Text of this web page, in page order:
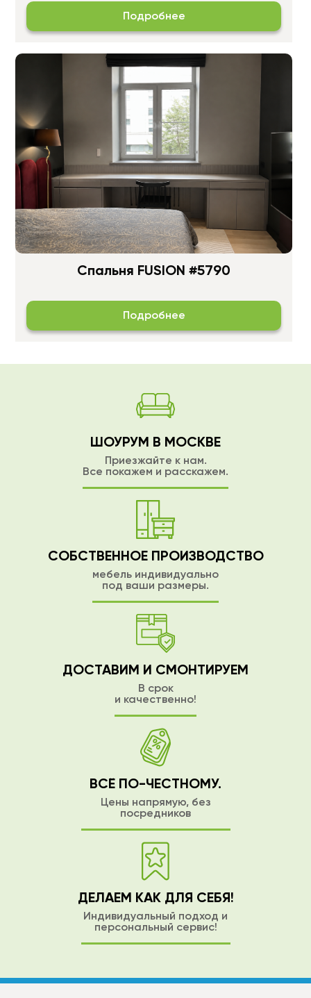
Подробнее
Спальня FUSION #5790
Подробнее
ШОУРУМ В МОСКВЕ
Приезжайте к нам.
Все покажем и расскажем.
СОБСТВЕННОЕ ПРОИЗВОДСТВО
мебель индивидуально
под ваши размеры.
ДОСТАВИМ И СМОНТИРУЕМ
В срок
и качественно!
ВСЁ ПО-ЧЕСТНОМУ.
Цены напрямую, без
посредников
ДЕЛАЕМ КАК ДЛЯ СЕБЯ!
Индивидуальный подход и
персональный сервис!